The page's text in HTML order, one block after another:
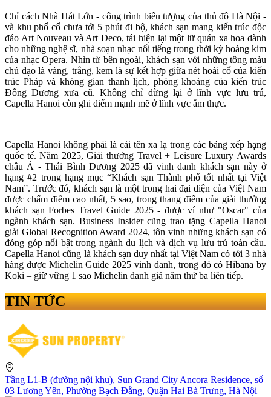
Chỉ cách Nhà Hát Lớn - công trình biểu tượng của thủ đô Hà Nội -
và khu phố cổ chưa tới 5 phút đi bộ, khách sạn mang kiến trúc độc
đáo Art Nouveau và Art Deco, tái hiện lại một lữ quán xa hoa dành
cho những nghệ sĩ, nhà soạn nhạc nổi tiếng trong thời kỳ hoàng kim
của nhạc Opera. Nhìn từ bên ngoài, khách sạn với những tông màu
chủ đạo là vàng, trắng, kem là sự kết hợp giữa nét hoài cổ của kiến
trúc Pháp và không gian thanh lịch, phóng khoáng của kiến trúc
Đông Dương xưa cũ. Không chỉ dừng lại ở lĩnh vực lưu trú,
Capella Hanoi còn ghi điểm mạnh mẽ ở lĩnh vực ẩm thực.
Capella Hanoi không phải là cái tên xa lạ trong các bảng xếp hạng
quốc tế. Năm 2025, Giải thưởng Travel + Leisure Luxury Awards
châu Á - Thái Bình Dương 2025 đã vinh danh khách sạn này ở
hạng #2 trong hạng mục “Khách sạn Thành phố tốt nhất tại Việt
Nam”. Trước đó, khách sạn là một trong hai đại diện của Việt Nam
được chấm điểm cao nhất, 5 sao, trong thang điểm của giải thưởng
khách sạn Forbes Travel Guide 2025 - được ví như "Oscar" của
ngành khách sạn. Business Insider cũng trao tặng Capella Hanoi
giải Global Recognition Award 2024, tôn vinh những khách sạn có
đóng góp nổi bật trong ngành du lịch và dịch vụ lưu trú toàn cầu.
Capella Hanoi cũng là khách sạn duy nhất tại Việt Nam có tới 3 nhà
hàng được Michelin Guide 2025 vinh danh, trong đó có Hibana by
Koki – giữ vững 1 sao Michelin danh giá năm thứ ba liên tiếp.
TIN TỨC
Tầng L1-B (đường nội khu), Sun Grand City Ancora Residence, số
03 Lương Yên, Phường Bạch Đằng, Quận Hai Bà Trưng, Hà Nội